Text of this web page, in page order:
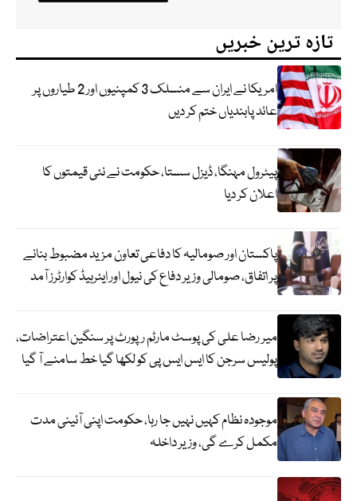
تازہ ترین خبریں
امریکا نے ایران سے منسلک 3 کمپنیوں اور 2 طیاروں پر
عائد پابندیاں ختم کر دیں
پیٹرول مہنگا، ڈیزل سستا، حکومت نے نئی قیمتوں کا
اعلان کر دیا
پاکستان اور صومالیہ کا دفاعی تعاون مزید مضبوط بنانے
پر اتفاق، صومالی وزیر دفاع کی نیول اور ایئرہیڈ کوارٹرز آمد
میر رضا علی کی پوسٹ مارٹم رپورٹ پر سنگین اعتراضات،
پولیس سرجن کا ایس ایس پی کو لکھا گیا خط سامنے آ گیا
موجودہ نظام کہیں نہیں جا رہا، حکومت اپنی آئینی مدت
مکمل کرے گی، وزیر داخلہ